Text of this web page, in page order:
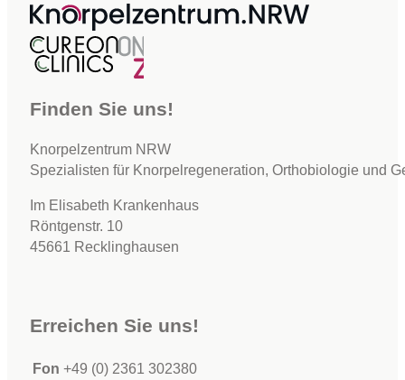
Finden Sie uns!
Knorpelzentrum NRW
Spezialisten für Knorpelregeneration, Orthobiologie und
Im Elisabeth Krankenhaus
Röntgenstr. 10
45661 Recklinghausen
Erreichen Sie uns!
Fon +49 (0) 2361 302380